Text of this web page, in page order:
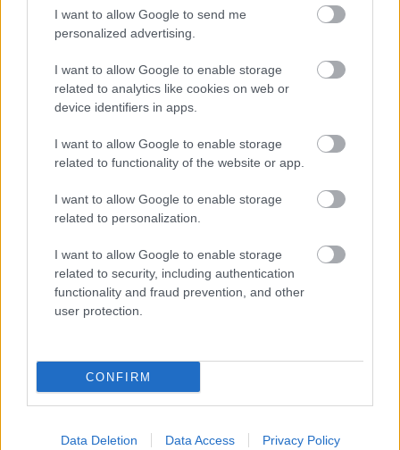
I want to allow Google to send me
personalized advertising.
I want to allow Google to enable storage
related to analytics like cookies on web or
device identifiers in apps.
I want to allow Google to enable storage
related to functionality of the website or app.
I want to allow Google to enable storage
related to personalization.
I want to allow Google to enable storage
related to security, including authentication
functionality and fraud prevention, and other
user protection.
CONFIRM
Data Deletion Data Access Privacy Policy
Se også:
Reiste hjem fra samling i protest: – Jeg skjønner
ikke en dritt av hvorfor jeg ikke blir tatt ut
Bråk rundt landslagsuttaket
Det er ikke bare til de enkelte konkurransene at det
har stormet rundt forbundets uttak. Også da
skiskytterlandslaget ble lagt fram i april var det
omfattende misnøye, spesielt på damesida.
Karoline Knotten var nest beste norske
og likevel
vraket fra landslaget. Andre har valgt å bryte med
landslaget og satse privat.
Se også:
Bryter med landslaget til fordel for eget, privat
opplegg: – Et enkelt valg